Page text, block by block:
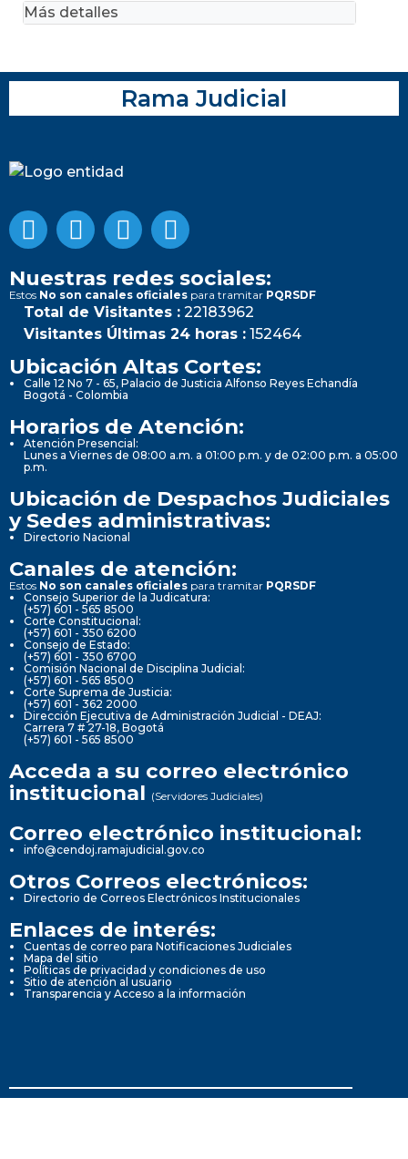
Más detalles
Rama Judicial
Nuestras redes sociales:
Estos No son canales oficiales para tramitar PQRSDF
Total de Visitantes : 22183962
Visitantes Últimas 24 horas : 152464
Ubicación Altas Cortes:
Calle 12 No 7 - 65, Palacio de Justicia Alfonso Reyes Echandía
Bogotá - Colombia
Horarios de Atención:
Atención Presencial:
Lunes a Viernes de 08:00 a.m. a 01:00 p.m. y de 02:00 p.m. a 05:00
p.m.
Ubicación de Despachos Judiciales
y Sedes administrativas:
Directorio Nacional
Canales de atención:
Estos No son canales oficiales para tramitar PQRSDF
Consejo Superior de la Judicatura:
(+57) 601 - 565 8500
Corte Constitucional:
(+57) 601 - 350 6200
Consejo de Estado:
(+57) 601 - 350 6700
Comisión Nacional de Disciplina Judicial:
(+57) 601 - 565 8500
Corte Suprema de Justicia:
(+57) 601 - 362 2000
Dirección Ejecutiva de Administración Judicial - DEAJ:
Carrera 7 # 27-18, Bogotá
(+57) 601 - 565 8500
Acceda a su correo electrónico
institucional (Servidores Judiciales)
Correo electrónico institucional:
info@cendoj.ramajudicial.gov.co
Otros Correos electrónicos:
Directorio de Correos Electrónicos Institucionales
Enlaces de interés:
Cuentas de correo para Notificaciones Judiciales
Mapa del sitio
Políticas de privacidad y condiciones de uso
Sitio de atención al usuario
Transparencia y Acceso a la información